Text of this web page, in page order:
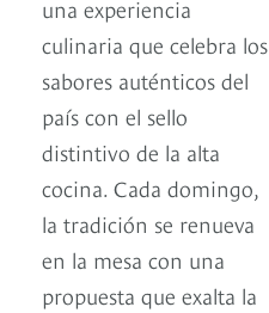
una experiencia
culinaria que celebra los
sabores auténticos del
país con el sello
distintivo de la alta
cocina. Cada domingo,
la tradición se renueva
en la mesa con una
propuesta que exalta la